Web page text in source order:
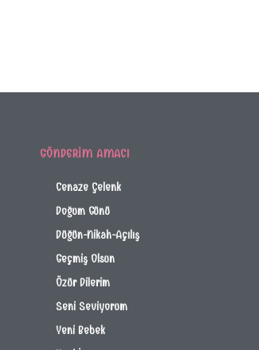
GÖNDERIM AMACI
Cenaze Çelenk
Doğum Günü
Düğün-Nikah-Açılış
Geçmiş Olsun
Özür Dilerim
Seni Seviyorum
Yeni Bebek